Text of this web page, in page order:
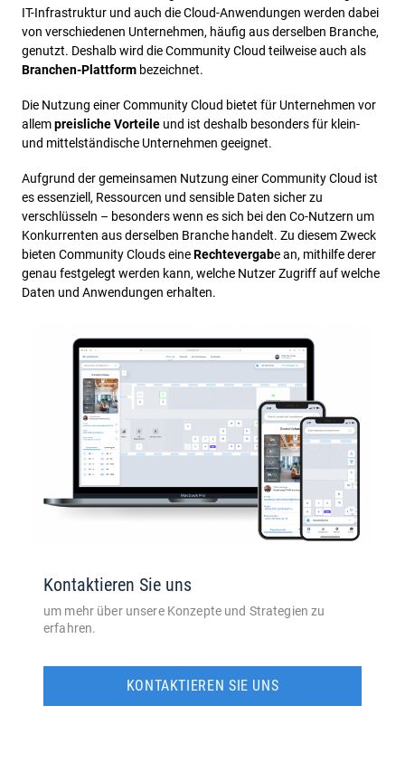
IT-Infrastruktur und auch die Cloud-Anwendungen werden dabei
von verschiedenen Unternehmen, häufig aus derselben Branche,
genutzt. Deshalb wird die Community Cloud teilweise auch als
Branchen-Plattform bezeichnet.
Die Nutzung einer Community Cloud bietet für Unternehmen vor
allempreisliche Vorteile und ist deshalb besonders für klein-
und mittelständische Unternehmen geeignet.
Aufgrund der gemeinsamen Nutzung einer Community Cloud ist
es essenziell, Ressourcen und sensible Daten sicher zu
verschlüsseln – besonders wenn es sich bei den Co-Nutzern um
Konkurrenten aus derselben Branche handelt. Zu diesem Zweck
bieten Community Clouds eineRechtevergabe an, mithilfe derer
genau festgelegt werden kann, welche Nutzer Zugriff auf welche
Daten und Anwendungen erhalten.
Kontaktieren Sie uns
um mehr über unsere Konzepte und Strategien zu
erfahren.
KONTAKTIEREN SIE UNS